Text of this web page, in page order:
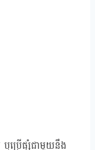
ប្រើផ្សំជាមួយនឹង